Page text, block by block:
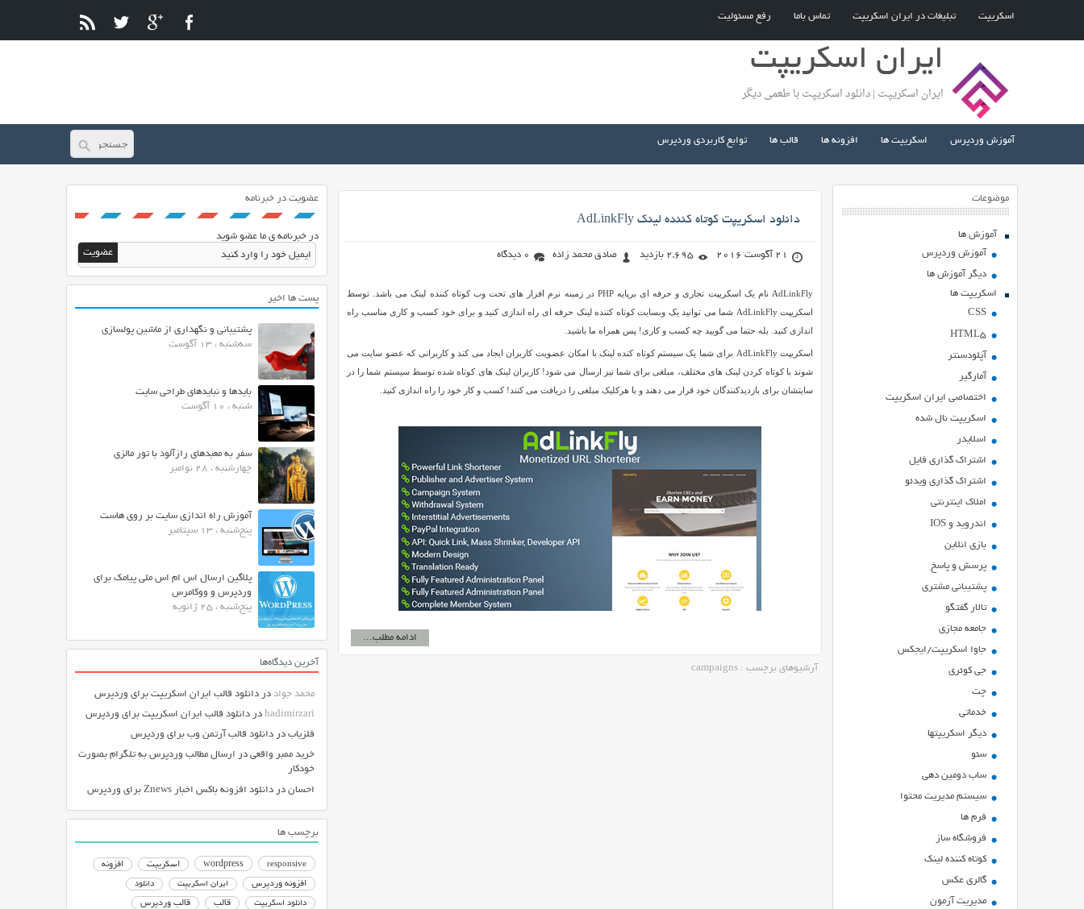
اسکریپت تبلیغات در ایران اسکریپت تماس باما رفع مسئولیت
ایران اسکریپت
ایران اسکریپت | دانلود اسکریپت با طعمی دیگر
آموزش وردپرس اسکریپت ها افزونه ها قالب ها توابع کاربردی وردپرس
موضوعات
آموزش ها
آموزش وردپرس
دیگر آموزش ها
اسکریپت ها
CSS
HTML5
آپلودسنتر
آمارگیر
اختصاصی ایران اسکریپت
اسکریپت نال شده
اسلایدر
اشتراك گذاري فايل
اشتراک گذاری ویدئو
املاک اینترنتی
اندروید و IOS
بازي انلاين
پرسش و پاسخ
پشتیبانی مشتری
تالار گفتگو
جامعه مجازی
جاوا اسکریپت/ایجکس
جی کوئری
چت
خدماتی
ديگر اسكريپتها
سئو
ساب دومین دهی
سیستم مدیریت محتوا
فرم ها
فروشگاه ساز
کوتاه کننده لینک
گالری عکس
مدیریت آزمون
دانلود اسکریپت کوتاه کننده لینک AdLinkFly
21 آگوست 2016 2,695 بازدید صادق محمد زاده 0 دیدگاه
AdLinkFly نام یک اسکریپت تجاری و حرفه ای برپایه PHP در زمینه نرم افزار های تحت وب کوتاه کننده لینک می باشد. توسط
اسکریپت AdLinkFly شما می توانید یک وبسایت کوتاه کننده لینک حرفه ای راه اندازی کنید و برای خود کسب و کاری مناسب راه
اندازی کنید. بله حتما می گویید چه کسب و کاری! پس همراه ما باشید.
اسکریپت AdLinkFly برای شما یک سیستم کوتاه کنده لینک با امکان عضویت کاربران ایجاد می کند و کاربرانی که عضو سایت می
شوند با کوتاه کردن لینک های مختلف، مبلغی برای شما نیز ارسال می شود! کاربران لینک های کوتاه شده توسط سیستم شما را در
سایتشان برای بازدیدکنندگان خود قرار می دهند و با هرکلیک مبلغی را دریافت می کنند! کسب و کار خود را راه اندازی کنید.
ادامه مطلب...
آرشیوهای برچسب : campaigns
عضویت در خبرنامه
در خبرنامه ی ما عضو شوید
پست ها اخیر
پشتیبانی و نگهداری از ماشین پولسازی
سه‌شنبه ، 13 آگوست
بایدها و نبایدهای طراحی سایت
شنبه ، 10 آگوست
سفر به معبدهای رازآلود با تور مالزی
چهارشنبه ، 28 نوامبر
آموزش راه اندازی سایت بر روی هاست
پنج‌شنبه ، 13 سپتامبر
پلاگین ارسال اس ام اس ملی پیامک برای
وردپرس و ووکامرس
پنج‌شنبه ، 25 ژانویه
آخرین دیدگاه‌ها
محمد جواد در دانلود قالب ایران اسکریپت برای وردپرس
hadimirzari در دانلود قالب ایران اسکریپت برای وردپرس
فلزیاب در دانلود قالب آرتمن وب برای وردپرس
خرید ممبر واقعی در ارسال مطالب وردپرس به تلگرام بصورت
خودکار
احسان در دانلود افزونه باکس اخبار Znews برای وردپرس
برچسب ها
responsive
wordpress اسکریپت
افزونه
افزونه وردپرس
ایران اسکریپت دانلود
دانلود اسکریپت قالب قالب وردپرس